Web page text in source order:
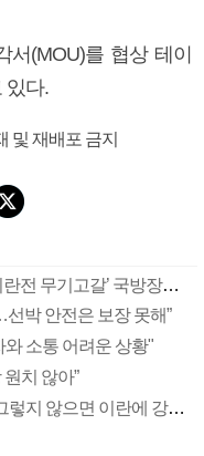
서(MOU)를 협상 테이
있다.
및 재배포 금지
전쟁 중인데 바닥난 탄약…트럼프 ‘이란전 무기고갈’ 국방장관 질책
박 안전은 보장 못해”
소통 어려운 상황"
치 않아”
트럼프 "호르무즈 해협 곧 열릴것… 그렇지 않으면 이란에 강력 공격"